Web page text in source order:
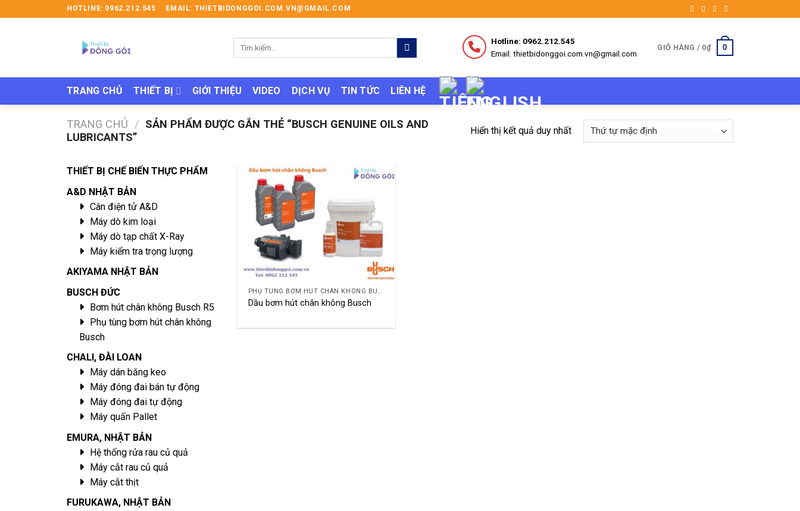
to
HOTLINE: 0962.212.545 EMAIL: THIETBIDONGGOI.COM.VN@GMAIL.COM
Hotline: 0962.212.545
Email: thietbidonggoi.com.vn@gmail.com
GIỎ HÀNG / 0₫ 0
TRANG CHỦ THIẾT BỊ GIỚI THIỆU VIDEO DỊCH VỤ TIN TỨC LIÊN HỆ
TRANG CHỦ / SẢN PHẨM ĐƯỢC GẮN THẺ “BUSCH GENUINE OILS AND
LUBRICANTS”
Hiển thị kết quả duy nhất
THIẾT BỊ CHẾ BIẾN THỰC PHẨM
A&D NHẬT BẢN
Cân điện tử A&D
Máy dò kim loại
Máy dò tạp chất X-Ray
Máy kiểm tra trọng lượng
AKIYAMA NHẬT BẢN
BUSCH ĐỨC
Bơm hút chân không Busch R5
Phụ tùng bơm hút chân không
Busch
CHALI, ĐÀI LOAN
Máy dán băng keo
Máy đóng đai bán tự động
Máy đóng đai tự động
Máy quấn Pallet
EMURA, NHẬT BẢN
Hệ thống rửa rau củ quả
Máy cắt rau củ quả
Máy cắt thịt
FURUKAWA, NHẬT BẢN
PHỤ TÙNG BƠM HÚT CHÂN KHÔNG BUSCH
Dầu bơm hút chân không Busch